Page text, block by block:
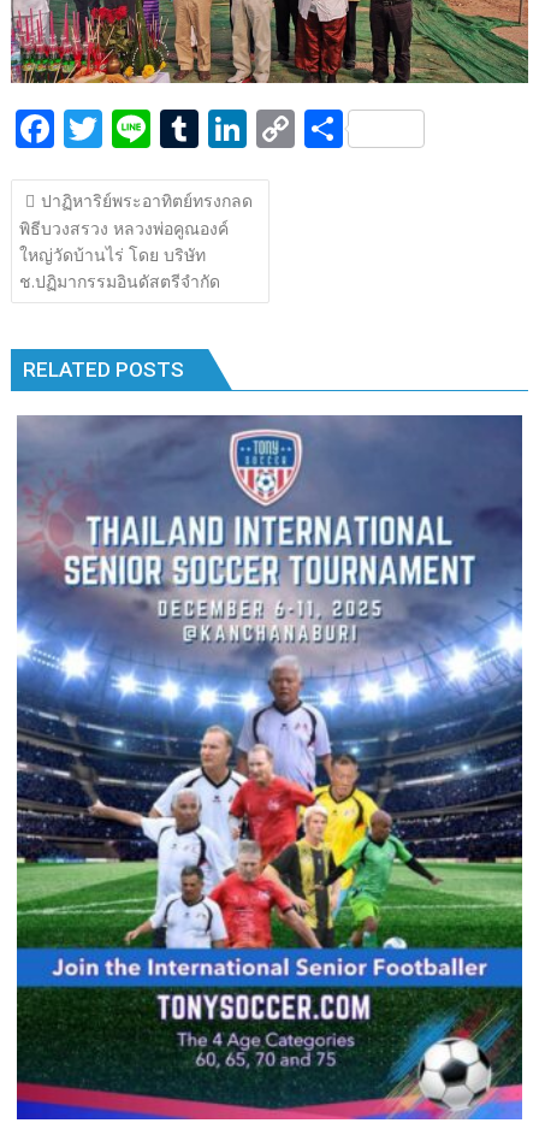
k k
F
ac
e
b
o
o
k
T
w
itt
er
Li
n
e
T
u
m
bl
r
Li
n
k
n
C S
แนะแนว
เรื่อง
ปาฏิหาริย์พระอาทิตย์ทรงกลด
พิธีบวงสรวง หลวงพ่อคูณองค์
ใหญ่วัดบ้านไร่ โดย บริษัท
ช.ปฏิมากรรมอินดัสตรีจำกัด​
RELATED POSTS